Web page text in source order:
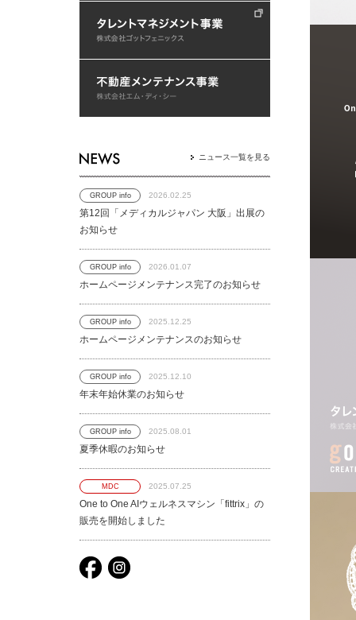
GROUP info 2026.02.25
第12回「メディカルジャパン 大阪」出展の
お知らせ
GROUP info 2026.01.07
ホームページメンテナンス完了のお知らせ
GROUP info 2025.12.25
ホームページメンテナンスのお知らせ
GROUP info 2025.12.10
年末年始休業のお知らせ
GROUP info 2025.08.01
夏季休暇のお知らせ
MDC 2025.07.25
One to One AIウェルネスマシン「fittrix」の
販売を開始しました
ニュース一覧を見る